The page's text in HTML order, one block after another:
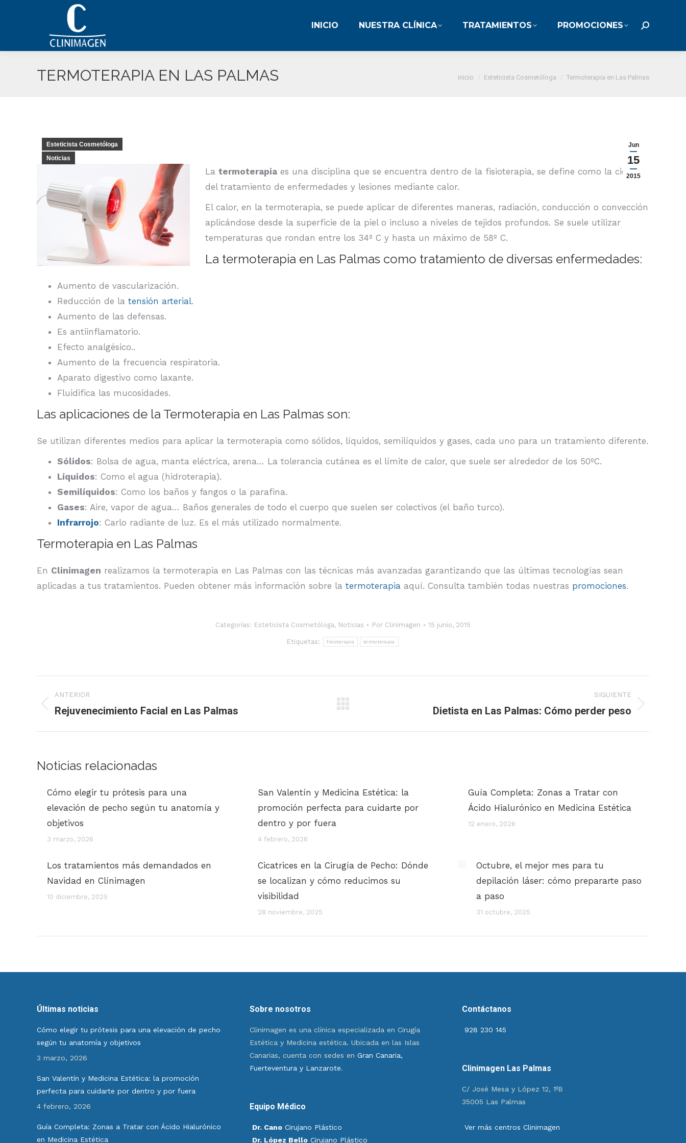
INICIO NUESTRA CLÍNICA TRATAMIENTOS PROMOCIONES Buscar:
TERMOTERAPIA EN LAS PALMAS Estás aquí:
Inicio Esteticista Cosmetóloga Termoterapia en Las Palmas
Jun
15
2015
Esteticista Cosmetóloga
Noticias
La termoterapia es una disciplina que se encuentra dentro de la fisioterapia, se define como la ciencia
del tratamiento de enfermedades y lesiones mediante calor.
El calor, en la termoterapia, se puede aplicar de diferentes maneras, radiación, conducción o convección
aplicándose desde la superficie de la piel o incluso a niveles de tejidos profundos. Se suele utilizar
temperaturas que rondan entre los 34º C y hasta un máximo de 58º C.
La termoterapia en Las Palmas como tratamiento de diversas enfermedades:
Aumento de vascularización.
Reducción de la tensión arterial.
Aumento de las defensas.
Es antiinflamatorio.
Efecto analgésico..
Aumento de la frecuencia respiratoria.
Aparato digestivo como laxante.
Fluidifica las mucosidades.
Las aplicaciones de la Termoterapia en Las Palmas son:
Se utilizan diferentes medios para aplicar la termoterapia como sólidos, líquidos, semilíquidos y gases, cada uno para un tratamiento diferente.
Sólidos: Bolsa de agua, manta eléctrica, arena… La tolerancia cutánea es el límite de calor, que suele ser alrededor de los 50ºC.
Líquidos: Como el agua (hidroterapia).
Semilíquidos: Como los baños y fangos o la parafina.
Gases: Aire, vapor de agua… Baños generales de todo el cuerpo que suelen ser colectivos (el baño turco).
Infrarrojo: Carlo radiante de luz. Es el más utilizado normalmente.
Termoterapia en Las Palmas
En Clinimagen realizamos la termoterapia en Las Palmas con las técnicas más avanzadas garantizando que las últimas tecnologías sean
aplicadas a tus tratamientos. Pueden obtener más información sobre la termoterapia aquí. Consulta también todas nuestras promociones.
Categorías: Esteticista Cosmetóloga, Noticias Por Clinimagen 15 junio, 2015
Etiquetas: fisioterapia termoterapia
entre
publicaciones
ANTERIOR
Publicación
Rejuvenecimiento Facial en Las Palmas
SIGUIENTE
Dietista en Las Palmas: Cómo perder peso
Noticias relacionadas
Cómo elegir tu prótesis para una
elevación de pecho según tu anatomía y
objetivos
3 marzo, 2026
San Valentín y Medicina Estética: la
promoción perfecta para cuidarte por
dentro y por fuera
4 febrero, 2026
Guía Completa: Zonas a Tratar con
Ácido Hialurónico en Medicina Estética
12 enero, 2026
Los tratamientos más demandados en
Navidad en Clínimagen
10 diciembre, 2025
Cicatrices en la Cirugía de Pecho: Dónde
se localizan y cómo reducimos su
visibilidad
28 noviembre, 2025
Octubre, el mejor mes para tu
depilación láser: cómo prepararte paso
a paso
31 octubre, 2025
Últimas noticias
Cómo elegir tu prótesis para una elevación de pecho
según tu anatomía y objetivos
3 marzo, 2026
San Valentín y Medicina Estética: la promoción
perfecta para cuidarte por dentro y por fuera
4 febrero, 2026
Guía Completa: Zonas a Tratar con Ácido Hialurónico
en Medicina Estética
Sobre nosotros
Clinimagen es una clínica especializada en Cirugía
Estética y Medicina estética. Ubicada en las Islas
Canarias, cuenta con sedes en Gran Canaria,
Fuerteventura y Lanzarote.
Equipo Médico
Dr. CanoCirujano Plástico
Dr. López BelloCirujano Plástico
Contáctanos
928 230 145
Clinimagen Las Palmas
C/ José Mesa y López 12, 1ºB
35005 Las Palmas
Ver más centros Clinimagen
INICIO NUESTRA CLÍNICA TRATAMIENTOS PROMOCIONES Buscar: